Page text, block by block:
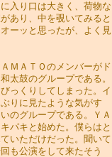
入り口は大きく、荷物な
あり、中を覗いてみると
ーッと思ったが、よく見
ＭＡＴＯのメンバーがド
太鼓のグループである。
っくりしてしまった。イ
りに見たような気がす
のグループである。ＹＡ
パキと始めた。僕らはと
いただけだった。聞いて
も公演をして来たそう